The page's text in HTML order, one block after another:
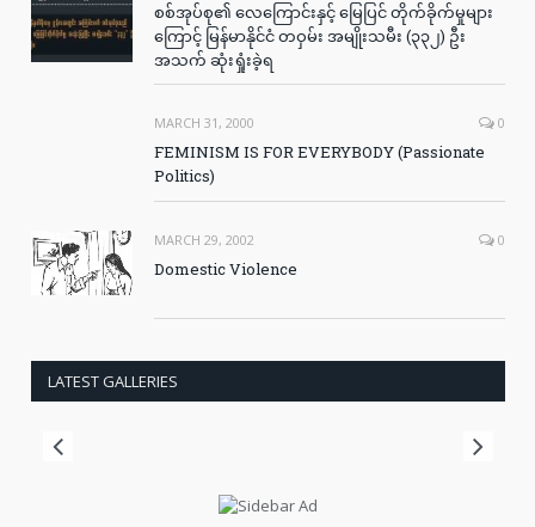
စစ်အုပ်စု၏ လေကြောင်းနှင့် မြေပြင် တိုက်ခိုက်မှုများ
ကြောင့် မြန်မာနိုင်ငံ တဝှမ်း အမျိုးသမီး (၃၃၂) ဦး
အသက် ဆုံးရှုံးခဲ့ရ
MARCH 31, 2000 0
FEMINISM IS FOR EVERYBODY (Passionate
Politics)
MARCH 29, 2002 0
Domestic Violence
LATEST GALLERIES